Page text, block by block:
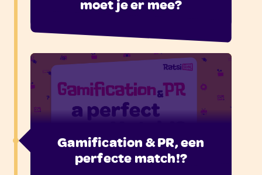
moet je er mee?
Gamification & PR, een
perfecte match!?